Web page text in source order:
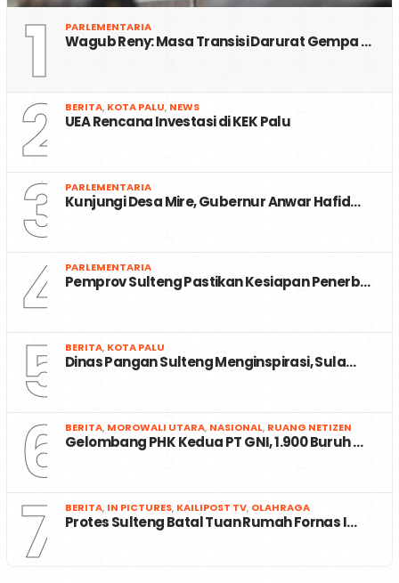
1 PARLEMENTARIA
Wagub Reny: Masa Transisi Darurat Gempa …
2 BERITA, KOTA PALU, NEWS
UEA Rencana Investasi di KEK Palu
3 PARLEMENTARIA
Kunjungi Desa Mire, Gubernur Anwar Hafid…
4 PARLEMENTARIA
Pemprov Sulteng Pastikan Kesiapan Penerb…
5 BERITA, KOTA PALU
Dinas Pangan Sulteng Menginspirasi, Sula…
6 BERITA, MOROWALI UTARA, NASIONAL, RUANG NETIZEN
Gelombang PHK Kedua PT GNI, 1.900 Buruh …
7 BERITA, IN PICTURES, KAILIPOST TV, OLAHRAGA
Protes Sulteng Batal Tuan Rumah Fornas I…